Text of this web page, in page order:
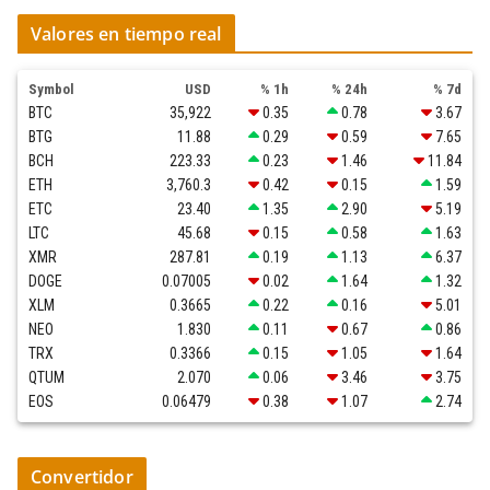
Valores en tiempo real
Symbol USD % 1h % 24h % 7d
BTC 35,922 0.35 0.78
3.67
BTG
11.88 0.29 0.59
7.65
BCH
223.33 0.23 1.46
11.84
ETH
3,760.3 0.42 0.15
1.59
ETC
23.40 1.35 2.90
5.19
LTC
45.68 0.15 0.58
1.63
XMR
287.81 0.19 1.13
6.37
DOGE
0.07005 0.02 1.64
1.32
XLM
0.3665 0.22 0.16
5.01
NEO
1.830 0.11 0.67
0.86
TRX
0.3366 0.15 1.05
1.64
QTUM
2.070 0.06 3.46
3.75
EOS
0.06479 0.38 1.07 2.74
Convertidor